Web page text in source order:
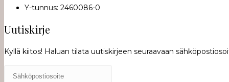
Y-tunnus: 2460086-0
Uutiskirje
Kyllä kiitos! Haluan tilata uutiskirjeen seuraavaan